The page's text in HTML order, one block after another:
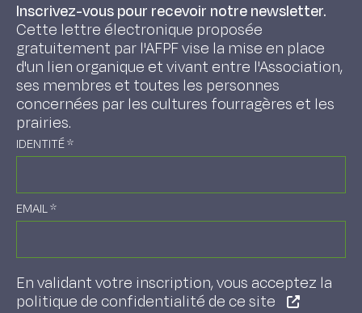
Inscrivez-vous pour recevoir notre newsletter.
Cette lettre électronique proposée
gratuitement par l'AFPF vise la mise en place
d'un lien organique et vivant entre l'Association,
ses membres et toutes les personnes
concernées par les cultures fourragères et les
prairies.
IDENTITÉ*
EMAIL*
En validant votre inscription, vous acceptez la
politique de confidentialité de ce site